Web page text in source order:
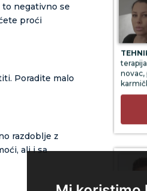
to negativno se
proći
Poradite malo
razdoblje z
ali i sa
novac,